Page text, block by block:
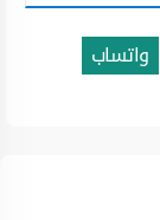
واتساب